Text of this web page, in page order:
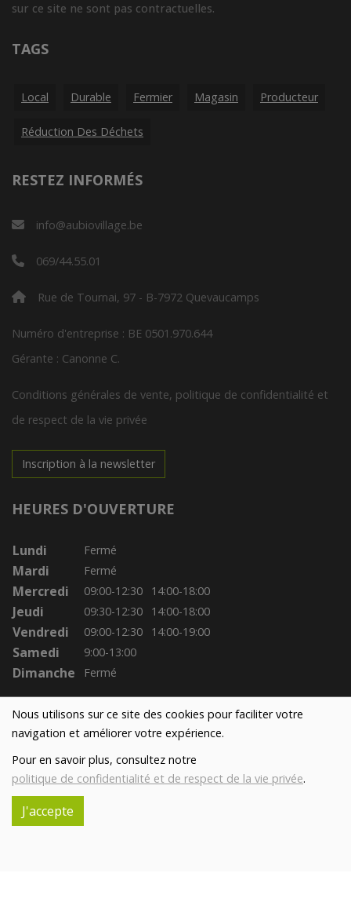
Nous utilisons sur ce site des cookies pour faciliter votre
navigation et améliorer votre expérience.
Pour en savoir plus, consultez notre
politique de confidentialité et de respect de la vie privée.
J'accepte
sur ce site ne sont pas contractuelles.
TAGS
Local Durable Fermier Magasin Producteur
Réduction Des Déchets
RESTEZ INFORMÉS
info@aubiovillage.be
069/44.55.01
Rue de Tournai, 97 - B-7972 Quevaucamps
Numéro d'entreprise : BE 0501.970.644
Gérante : Canonne C.
Conditions générales de vente, politique de confidentialité et
de respect de la vie privée
Inscription à la newsletter
HEURES D'OUVERTURE
Lundi Fermé
Mardi Fermé
Mercredi 09:00-12:30 14:00-18:00
Jeudi 09:30-12:30 14:00-18:00
Vendredi 09:00-12:30 14:00-19:00
Samedi 9:00-13:00
Dimanche Fermé